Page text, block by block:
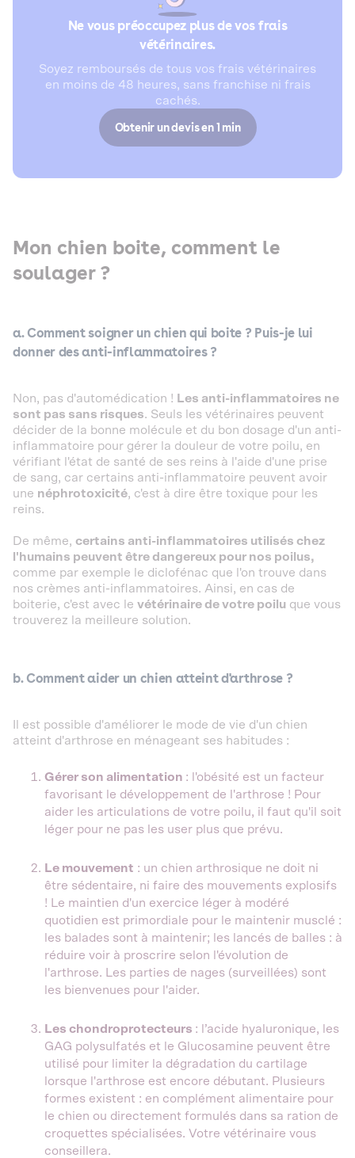
Ne vous préoccupez plus de vos frais
vétérinaires.
Soyez remboursés de tous vos frais vétérinaires
en moins de 48 heures, sans franchise ni frais
cachés.
Obtenir un devis en 1 min
Mon chien boite, comment le
soulager ?
a. Comment soigner un chien qui boite ? Puis-je lui
donner des anti-inflammatoires ?
Non, pas d'automédication ! Les anti-inflammatoires ne
sont pas sans risques. Seuls les vétérinaires peuvent
décider de la bonne molécule et du bon dosage d'un anti-
inflammatoire pour gérer la douleur de votre poilu, en
vérifiant l'état de santé de ses reins à l'aide d'une prise
de sang, car certains anti-inflammatoire peuvent avoir
une néphrotoxicité, c'est à dire être toxique pour les
reins.
De même, certains anti-inflammatoires utilisés chez
l'humains peuvent être dangereux pour nos poilus,
comme par exemple le diclofénac que l'on trouve dans
nos crèmes anti-inflammatoires. Ainsi, en cas de
boiterie, c'est avec le vétérinaire de votre poilu que vous
trouverez la meilleure solution.
b. Comment aider un chien atteint d'arthrose ?
Il est possible d'améliorer le mode de vie d'un chien
atteint d'arthrose en ménageant ses habitudes :
Gérer son alimentation : l'obésité est un facteur
favorisant le développement de l'arthrose ! Pour
aider les articulations de votre poilu, il faut qu'il soit
léger pour ne pas les user plus que prévu.
Le mouvement : un chien arthrosique ne doit ni
être sédentaire, ni faire des mouvements explosifs
! Le maintien d'un exercice léger à modéré
quotidien est primordiale pour le maintenir musclé :
les balades sont à maintenir; les lancés de balles : à
réduire voir à proscrire selon l'évolution de
l'arthrose. Les parties de nages (surveillées) sont
les bienvenues pour l'aider.
Les chondroprotecteurs : l’acide hyaluronique, les
GAG polysulfatés et le Glucosamine peuvent être
utilisé pour limiter la dégradation du cartilage
lorsque l'arthrose est encore débutant. Plusieurs
formes existent : en complément alimentaire pour
le chien ou directement formulés dans sa ration de
croquettes spécialisées. Votre vétérinaire vous
conseillera.